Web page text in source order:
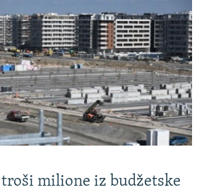
milione iz budžetske